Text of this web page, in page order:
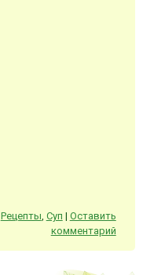
Рецепты, Суп | Оставить
комментарий